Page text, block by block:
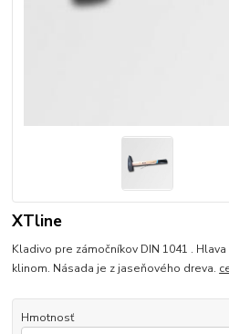
XTline
Kladivo pre zámočníkov DIN 1041 .
klinom. Násada je z jaseňového dreva.
Hmotnosť